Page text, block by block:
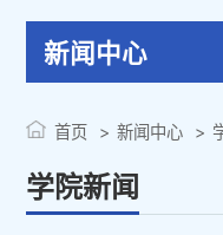
新闻中心
学院新闻
首页 新闻中心